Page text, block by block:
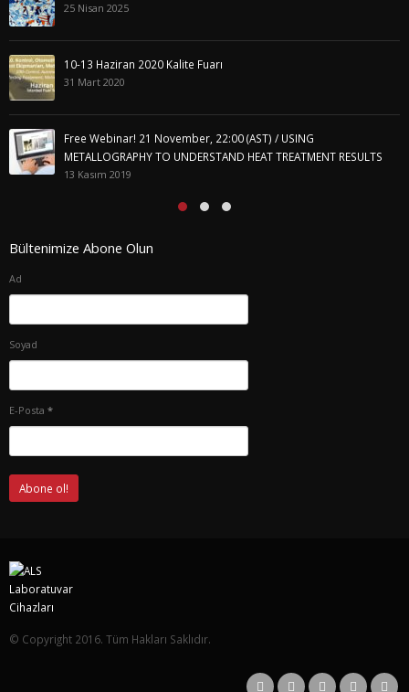
25 Nisan 2025
10-13 Haziran 2020 Kalite Fuarı
31 Mart 2020
Free Webinar! 21 November, 22:00 (AST) / USING
METALLOGRAPHY TO UNDERSTAND HEAT TREATMENT RESULTS
13 Kasım 2019
Bültenimize Abone Olun
Ad
Soyad
E-Posta *
© Copyright 2016. Tüm Hakları Saklıdır.